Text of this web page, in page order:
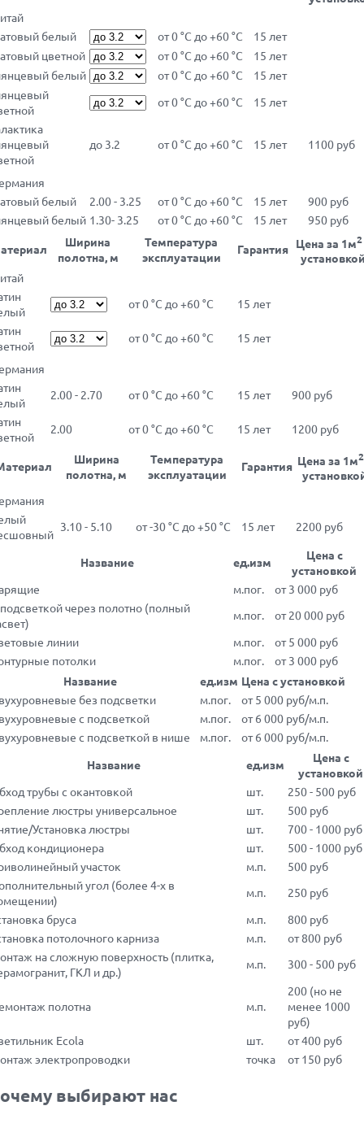
белый
от 0 °С до +60 °С
15 лет
цветной
от 0 °С до +60 °С
15 лет
белый
от 0 °С до +60 °С
15 лет
от 0 °С до +60 °С
15 лет
до 3.2 от 0 °С до +60 °С 15 лет 1100 руб
белый
2.00 - 3.25 от 0 °С до +60 °С 15 лет
900 руб
белый 1.30- 3.25 от 0 °С до +60 °С 15 лет
950 руб
Ширина
полотна, м
Температура
эксплуатации
Гарантия Цена за 1м2
от 0 °С до +60 °С
15 лет
от 0 °С до +60 °С 15 лет
2.00 - 2.70 от 0 °С до +60 °С 15 лет
900 руб
2.00 от 0 °С до +60 °С 15 лет 1200 руб
Ширина
полотна, м
Температура
эксплуатации
Гарантия Цена за 1м2
3.10 - 5.10 от -30 °С до +50 °С 15 лет 2200 руб
Название ед.изм
Цена с
установкой
м.пог.
от 3 000 руб
через полотно (полный
м.пог.
от 20 000 руб
линии
м.пог.
от 5 000 руб
потолки
м.пог.
от 3 000 руб
Название
ед.изм Цена с установкой
без подсветки
м.пог.
от 5 000 руб/м.п.
с подсветкой
м.пог.
от 6 000 руб/м.п.
с подсветкой в нише
м.пог.
от 6 000 руб/м.п.
Название
ед.изм
Цена с
установкой
трубы с окантовкой
шт.
250 - 500 руб
люстры универсальное
шт.
500 руб
Установка люстры
шт.
700 - 1000 руб
кондиционера
шт.
500 - 1000 руб
участок
м.п.
500 руб
угол (более 4-х в
м.п.
250 руб
бруса
м.п.
800 руб
потолочного карниза
м.п.
от 800 руб
на сложную поверхность (плитка,
ГКЛ и др.)
м.п. 300 - 500 руб
полотна м.п.
200 (но не
менее 1000
руб)
Ecola
шт.
от 400 руб
электропроводки
точка от 150 руб
выбирают нас